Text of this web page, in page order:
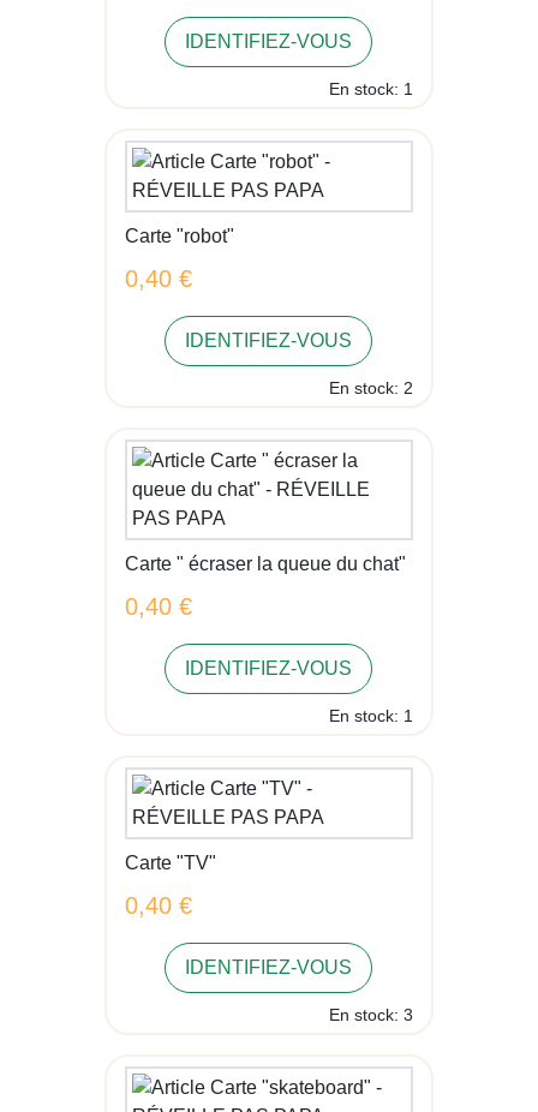
IDENTIFIEZ-VOUS
En stock: 1
Carte "robot"
0,40 €
IDENTIFIEZ-VOUS
En stock: 2
Carte " écraser la queue du chat"
0,40 €
IDENTIFIEZ-VOUS
En stock: 1
Carte "TV"
0,40 €
IDENTIFIEZ-VOUS
En stock: 3